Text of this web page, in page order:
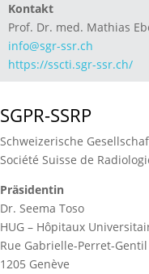
Kontakt
Prof. Dr. med. Mathias
info@sgr-ssr.ch
https://sscti.sgr-ssr.ch/
SGPR-SSRP
Schweizerische
Société Suisse de
Präsidentin
Dr. Seema Toso
HUG – Hôpitaux
Rue Gabrielle-Perret-
1205 Genève